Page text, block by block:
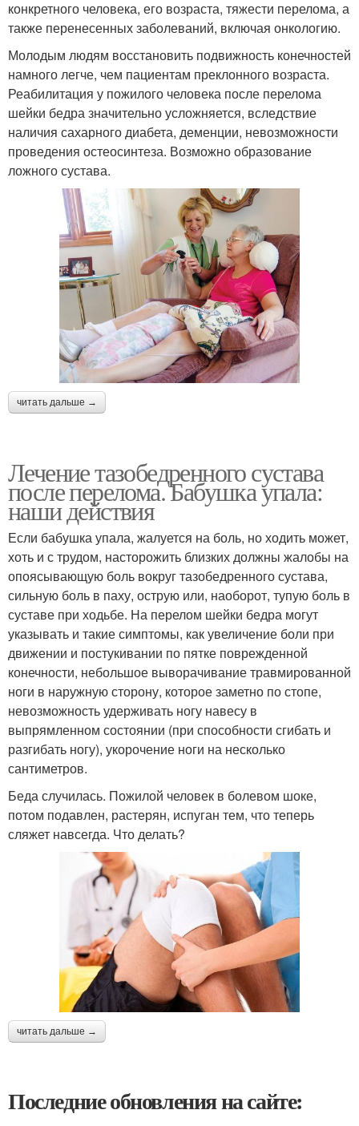
конкретного человека, его возраста, тяжести перелома, а
также перенесенных заболеваний, включая онкологию.
Молодым людям восстановить подвижность конечностей
намного легче, чем пациентам преклонного возраста.
Реабилитация у пожилого человека после перелома
шейки бедра значительно усложняется, вследствие
наличия сахарного диабета, деменции, невозможности
проведения остеосинтеза. Возможно образование
ложного сустава.
читать дальше →
Лечение тазобедренного сустава
после перелома. Бабушка упала:
наши действия
Если бабушка упала, жалуется на боль, но ходить может,
хоть и с трудом, насторожить близких должны жалобы на
опоясывающую боль вокруг тазобедренного сустава,
сильную боль в паху, острую или, наоборот, тупую боль в
суставе при ходьбе. На перелом шейки бедра могут
указывать и такие симптомы, как увеличение боли при
движении и постукивании по пятке поврежденной
конечности, небольшое выворачивание травмированной
ноги в наружную сторону, которое заметно по стопе,
невозможность удерживать ногу навесу в
выпрямленном состоянии (при способности сгибать и
разгибать ногу), укорочение ноги на несколько
сантиметров.
Беда случилась. Пожилой человек в болевом шоке,
потом подавлен, растерян, испуган тем, что теперь
сляжет навсегда. Что делать?
читать дальше →
Последние обновления на сайте: